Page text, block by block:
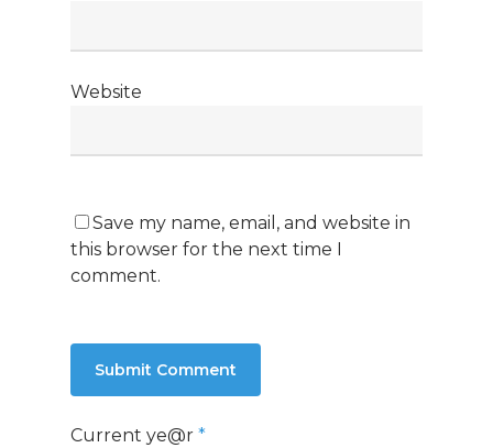
Website
Save my name, email, and website in
this browser for the next time I
comment.
Current ye@r *